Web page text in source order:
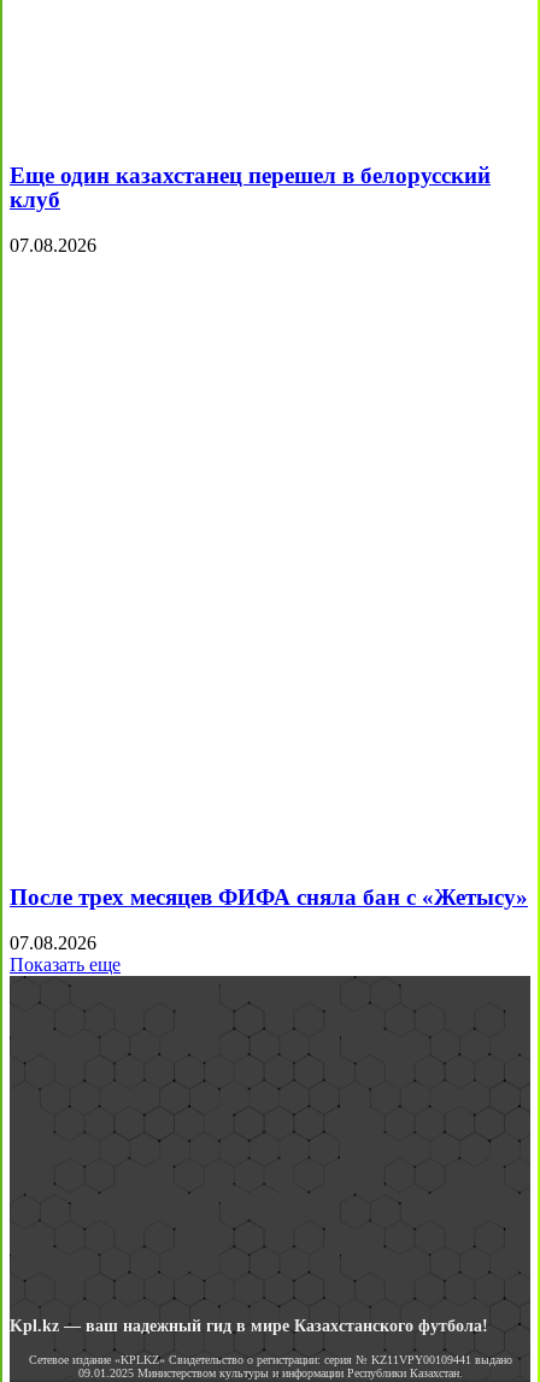
Еще один казахстанец перешел в белорусский
клуб
07.08.2026
После трех месяцев ФИФА сняла бан с «Жетысу»
07.08.2026
Показать еще
Kpl.kz — ваш надежный гид в мире Казахстанского футбола!
Сетевое издание «KPLKZ» Свидетельство о регистрации: серия № KZ11VPY00109441 выдано
09.01.2025 Министерством культуры и информации Республики Казахстан.